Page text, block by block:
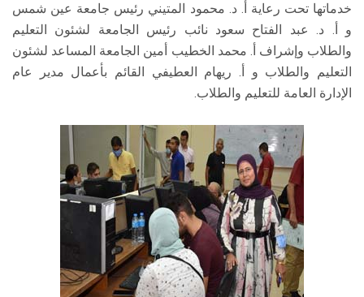
خدماتها تحت رعاية أ. د. محمود المتيني رئيس جامعة عين شمس
و أ. د. عبد الفتاح سعود نائب رئيس الجامعة لشئون التعليم
والطلاب وإشراف أ. محمد الخطيب أمين الجامعة المساعد لشئون
التعليم والطلاب و أ. ريهام العطيفي القائم بأعمال مدير عام
الإدارة العامة للتعليم والطلاب.